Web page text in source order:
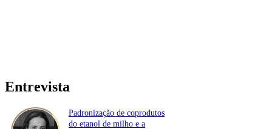
Entrevista
Padronização de coprodutos
do etanol de milho e a